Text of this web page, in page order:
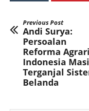
Previous Post
Andi Surya:
Persoalan
Reforma
Indonesia
Terganjal
Belanda